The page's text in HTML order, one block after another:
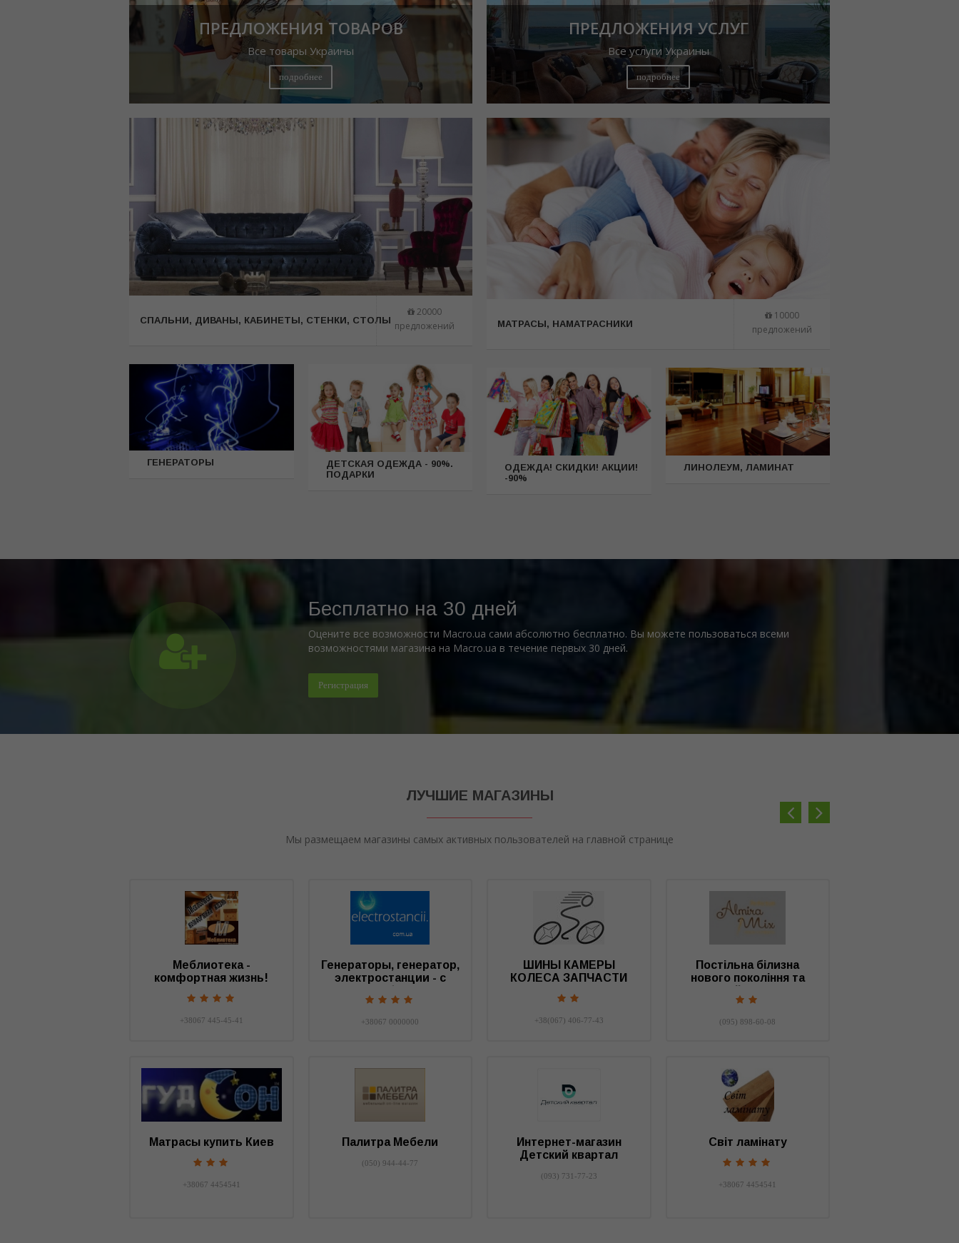
ПРЕДЛОЖЕНИЯ ТОВАРОВ
Все товары Украины
подробнее
CПАЛЬНИ, ДИВАНЫ, КАБИНЕТЫ, СТЕНКИ, СТОЛЫ
20000
предложений
ГЕНЕРАТОРЫ
ДЕТСКАЯ ОДЕЖДА - 90%.
ПОДАРКИ
ПРЕДЛОЖЕНИЯ УСЛУГ
Все услуги Украины
подробнее
МАТРАСЫ, НАМАТРАСНИКИ
10000
предложений
ОДЕЖДА! СКИДКИ! АКЦИИ!
-90%
ЛИНОЛЕУМ, ЛАМИНАТ
Бесплатно на 30 дней
Оцените все возможности Macro.ua сами абсолютно бесплатно. Вы можете пользоваться всеми
возможностями магазина на Macro.ua в течение первых 30 дней.
Регистрация
ЛУЧШИЕ МАГАЗИНЫ
Мы размещаем магазины самых активных пользователей на главной странице
Меблиотека -
комфортная жизнь!
+38067 445-45-41
Генераторы, генератор,
электростанции - с
+38067 0000000
ШИНЫ КАМЕРЫ
КОЛЕСА ЗАПЧАСТИ
+38(067) 406-77-43
Постільна білизна
нового покоління та
(095) 898-60-08
Матрасы купить Киев
+38067 4454541
Палитра Мебели
(050) 944-44-77
Интернет-магазин
Детский квартал
(093) 731-77-23
Світ ламінату
+38067 4454541
Previous
Next